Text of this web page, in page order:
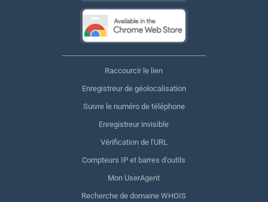
Raccourcir le lien
Enregistreur de géolocalisation
Suivre le numéro de téléphone
Enregistreur invisible
Vérification de l'URL
Compteurs IP et barres d'outils
Mon UserAgent
Recherche de domaine WHOIS